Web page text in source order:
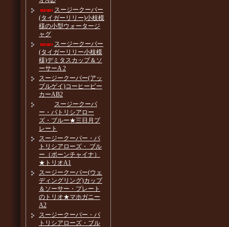
スージークーパー
(タイガーリリー)小枝模
様の小型ウォータージ
ャグ
スージークーパー
(タイガーリリー小枝模
様)デミタスカップ＆ソ
ーサーA 2
スージークーパー(アッ
プルゲイ)コーヒービー
カーAB2
スージークーパ
ー・パトリシアロー
ズ・ブルー★三日月プ
レート
スージークーパー・パ
トリシアローズ・ ブル
ー（ボーンチャイナ）
★トリオA1
スージークーパー(ウェ
ディングリング)カップ
＆ソーサー・プレート
のトリオ★マホガニー
A2
スージークーパー・パ
トリシアローズ・ブル